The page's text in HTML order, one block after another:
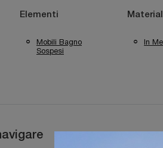
Elementi
Mobili Bagno
Sospesi
In